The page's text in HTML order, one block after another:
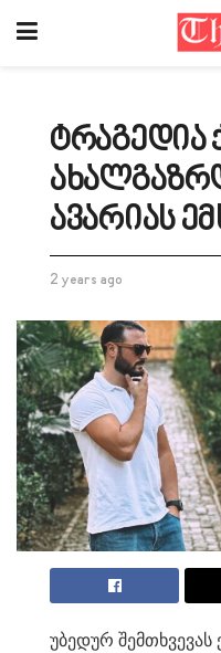
ტრაგედია
ავარიას
2 years ago
უბედურ